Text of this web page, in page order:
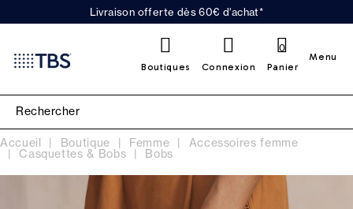
Livraison offerte dès 60€ d'achat*
Boutiques Connexion Panier
0
Menu
Accueil Boutique Femme Accessoires femme
Casquettes & Bobs Bobs